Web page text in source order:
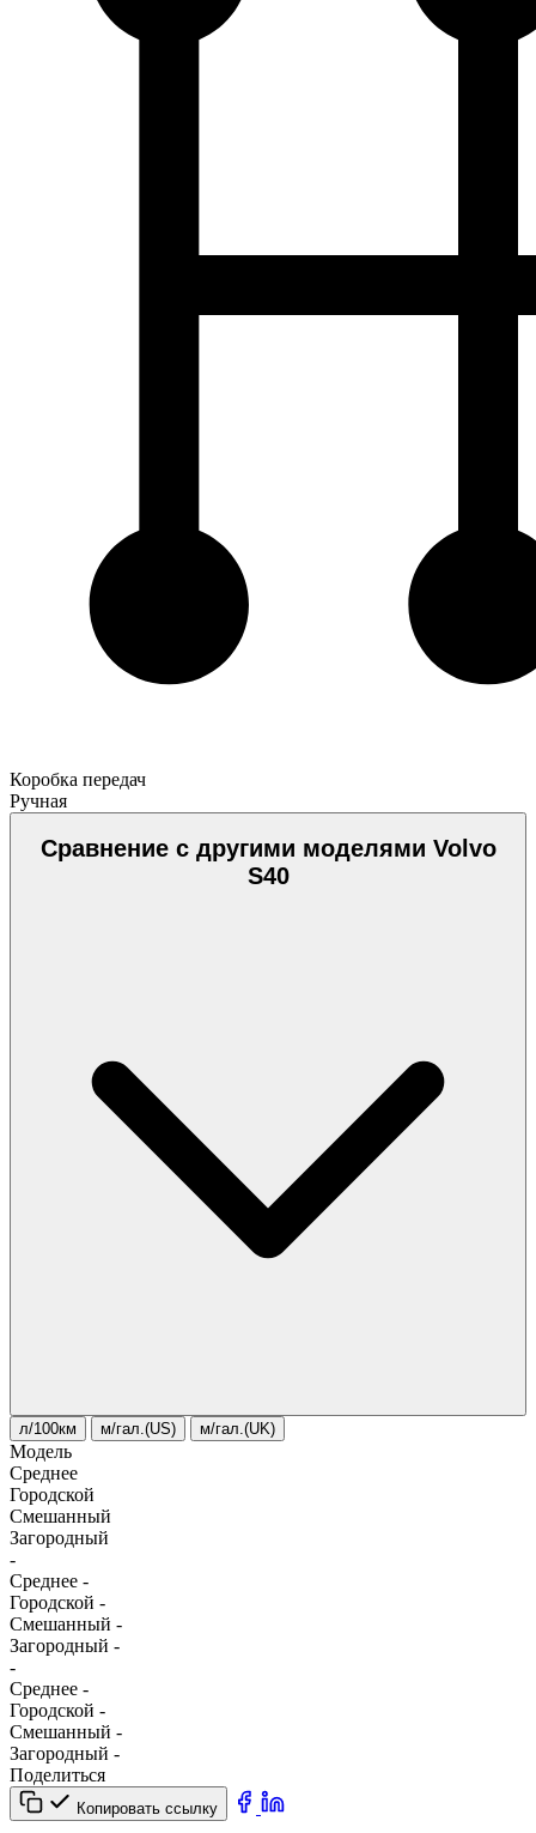
Коробка передач
Ручная
Сравнение с другими моделями Volvo
S40
л/100км м/гал.(US) м/гал.(UK)
Модель
Среднее
Городской
Смешанный
Загородный
-
Среднее -
Городской -
Смешанный -
Загородный -
-
Среднее -
Городской -
Смешанный -
Загородный -
Поделиться
Копировать ссылку